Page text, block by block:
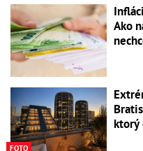
Ako
FOTO
ktorý